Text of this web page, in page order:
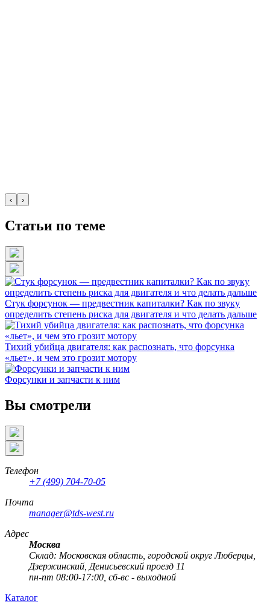
‹ ›
Статьи по теме
Стук форсунок — предвестник капиталки? Как по звуку
определить степень риска для двигателя и что делать дальше
Тихий убийца двигателя: как распознать, что форсунка
«льет», и чем это грозит мотору
Форсунки и запчасти к ним
Вы смотрели
Телефон
+7 (499) 704-70-05
Почта
manager@tds-west.ru
Адрес
Москва
Cклад: Московская область, городской округ Люберцы,
Дзержинский, Денисьевский проезд 11
пн-пт 08:00-17:00, сб-вс - выходной
Каталог